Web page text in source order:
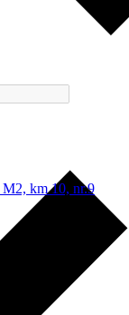
km 10, nr.9